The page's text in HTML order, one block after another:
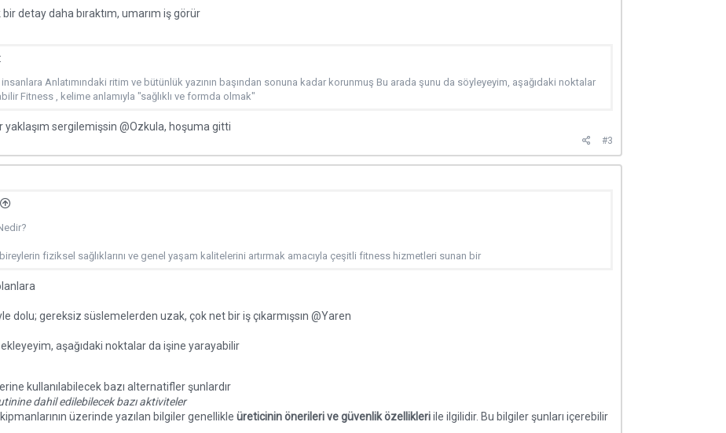
detay daha bıraktım, umarım iş görür
Anlatımındaki ritim ve bütünlük yazının başından sonuna kadar korunmuş Bu arada şunu da söyleyeyim, aşağıdaki noktalar
Fitness , kelime anlamıyla "sağlıklı ve formda olmak"
yaklaşım sergilemişsin @Ozkula, hoşuma gitti
#3
fiziksel sağlıklarını ve genel yaşam kalitelerini artırmak amacıyla çeşitli fitness hizmetleri sunan bir
dolu; gereksiz süslemelerden uzak, çok net bir iş çıkarmışsın @Yaren
ekleyeyim, aşağıdaki noktalar da işine yarayabilir
kullanılabilecek bazı alternatifler şunlardır
dahil edilebilecek bazı aktiviteler
üzerinde yazılan bilgiler genellikle üreticinin önerileri ve güvenlik özellikleriile ilgilidir. Bu bilgiler şunları içerebilir